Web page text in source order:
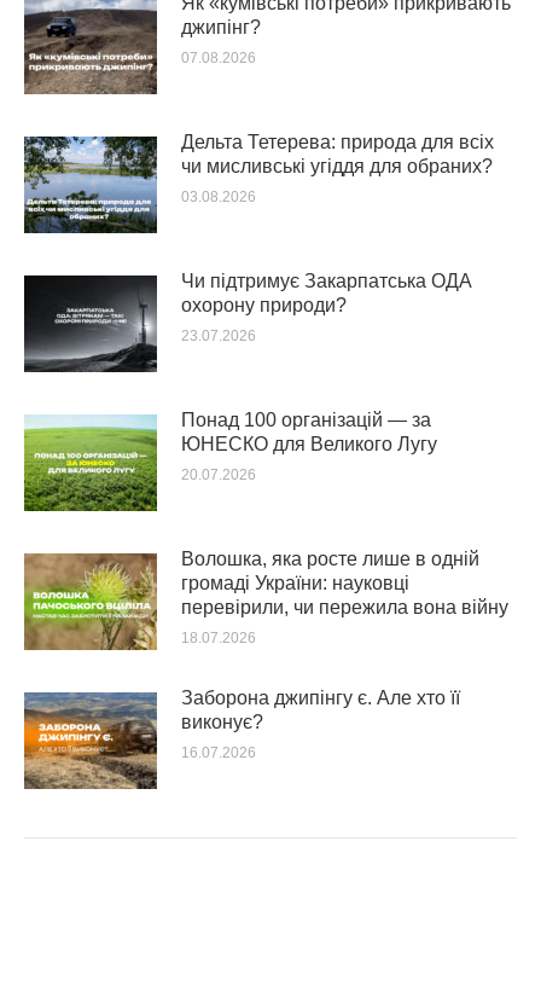
джипінг?
07.08.2026
Дельта Тетерева: природа для всіх
чи мисливські угіддя для обраних?
03.08.2026
Чи підтримує Закарпатська ОДА
охорону природи?
23.07.2026
Понад 100 організацій — за
ЮНЕСКО для Великого Лугу
20.07.2026
Волошка, яка росте лише в одній
громаді України: науковці
перевірили, чи пережила вона війну
18.07.2026
Заборона джипінгу є. Але хто її
виконує?
16.07.2026